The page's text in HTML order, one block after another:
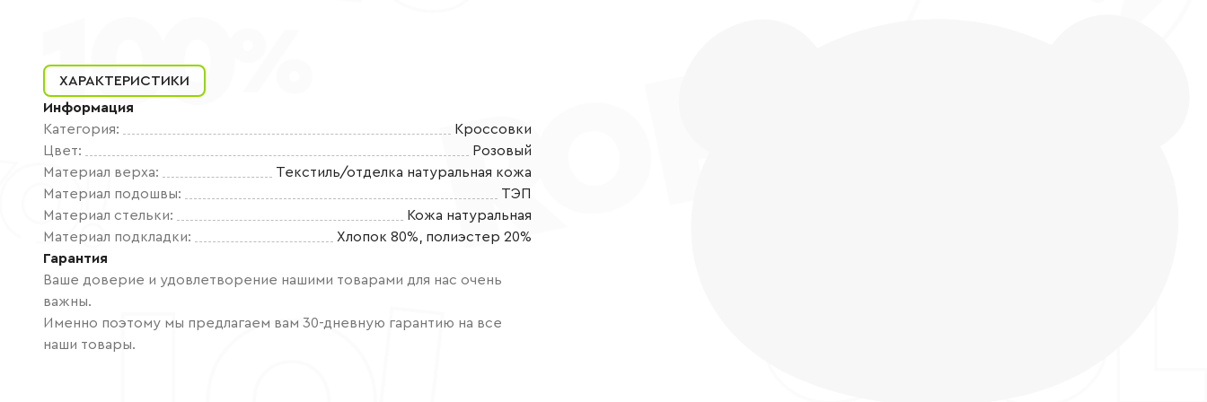
ХАРАКТЕРИСТИКИ
Информация
Категория:
Кроссовки
Цвет:
Розовый
Материал верха:
Текстиль/отделка натуральная кожа
Материал подошвы:
ТЭП
Материал стельки:
Кожа натуральная
Материал подкладки:
Хлопок 80%, полиэстер 20%
Гарантия
Ваше доверие и удовлетворение нашими товарами для нас очень
важны.
Именно поэтому мы предлагаем вам 30-дневную гарантию на все
наши товары.